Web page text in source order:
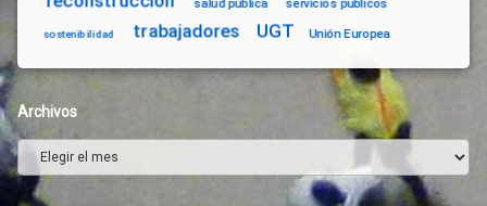
sostenibilidad trabajadores UGT Unión Europea
Archivos
Archivos